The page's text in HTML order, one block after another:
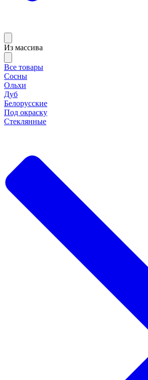
Из массива
Все товары
Сосны
Ольхи
Дуб
Белорусские
Под окраску
Стеклянные